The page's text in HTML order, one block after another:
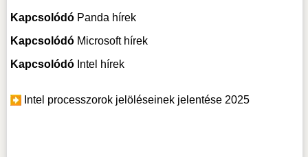
Kapcsolódó Panda hírek
Kapcsolódó Microsoft hírek
Kapcsolódó Intel hírek
Intel processzorok jelöléseinek jelentése 2025